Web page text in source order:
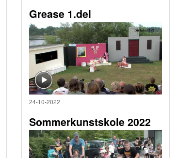
Grease 1.del
24-10-2022
Sommerkunstskole 2022